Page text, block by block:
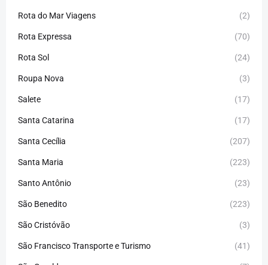
Rota do Mar Viagens (2)
Rota Expressa (70)
Rota Sol (24)
Roupa Nova (3)
Salete (17)
Santa Catarina (17)
Santa Cecília (207)
Santa Maria (223)
Santo Antônio (23)
São Benedito (223)
São Cristóvão (3)
São Francisco Transporte e Turismo (41)